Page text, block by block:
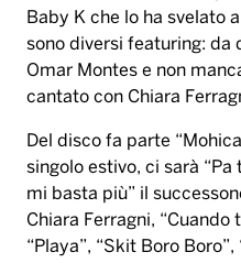
Baby K che lo ha svelato
sono diversi featuring: da
Omar Montes e non
cantato con Chiara
Del disco fa parte
singolo estivo, ci sarà “Pa
mi basta più” il
Chiara Ferragni, “Cuando
“Playa”, “Skit Boro